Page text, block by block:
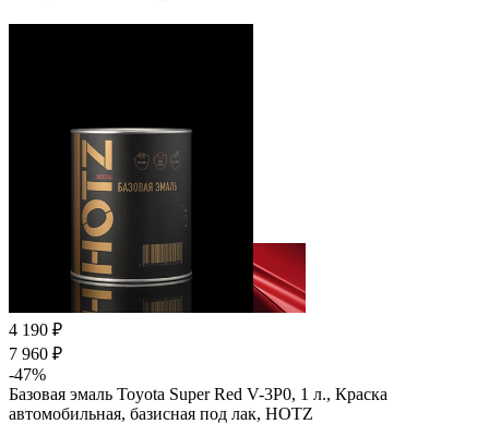
4 190 ₽
7 960 ₽
-47%
Базовая эмаль Toyota Super Red V-3P0, 1 л., Краска
автомобильная, базисная под лак, HOTZ